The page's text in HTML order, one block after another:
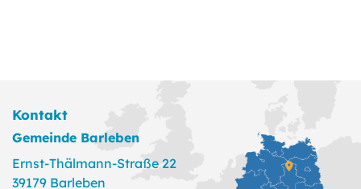
Kontakt
Gemeinde Barleben
Ernst-Thälmann-Straße 22
39179 Barleben